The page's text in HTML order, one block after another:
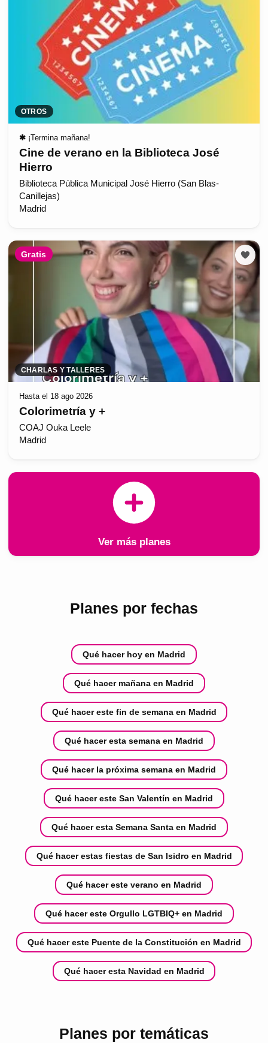
OTROS
✱ ¡Termina mañana!
Cine de verano en la Biblioteca José
Hierro
Biblioteca Pública Municipal José Hierro (San Blas-
Canillejas)
Madrid
Gratis
CHARLAS Y TALLERES
Hasta el 18 ago 2026
Colorimetría y +
COAJ Ouka Leele
Madrid
Ver más planes
Planes por fechas
Qué hacer hoy en Madrid
Qué hacer mañana en Madrid
Qué hacer este fin de semana en Madrid
Qué hacer esta semana en Madrid
Qué hacer la próxima semana en Madrid
Qué hacer este San Valentín en Madrid
Qué hacer esta Semana Santa en Madrid
Qué hacer estas fiestas de San Isidro en Madrid
Qué hacer este verano en Madrid
Qué hacer este Orgullo LGTBIQ+ en Madrid
Qué hacer este Puente de la Constitución en Madrid
Qué hacer esta Navidad en Madrid
Planes por temáticas